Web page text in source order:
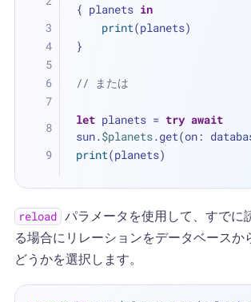
{ planets in
print(planets)
}
// または
let planets = try await
sun.$planets.get(on:
print(planets)
reload パラメータを使用して、すでに
る場合にリレーションをデータベースか
どうかを選択します。